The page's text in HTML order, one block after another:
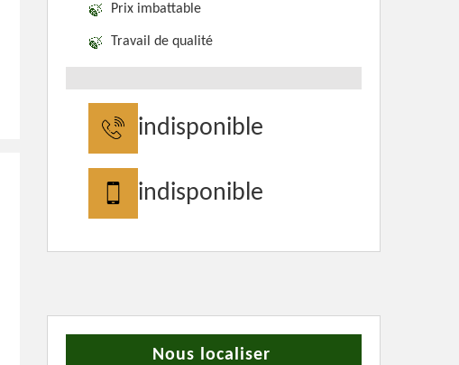
Prix imbattable
Travail de qualité
indisponible
indisponible
Nous localiser